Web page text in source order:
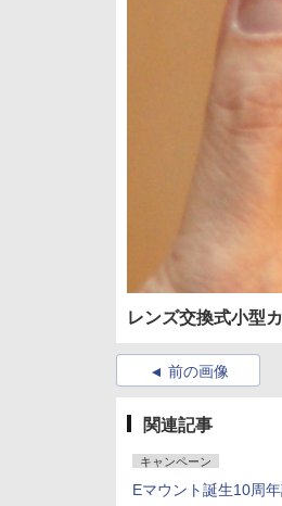
レンズ交換式小型
前の画像
関連記事
キャンペーン
Eマウント誕生10周